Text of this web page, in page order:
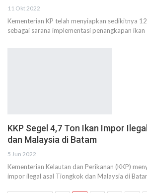
11 Okt 2022
Kementerian KP telah menyiapkan sedikitnya
sebagai sarana implementasi penangkapan ikan
KKP Segel 4,7 Ton Ikan Impor
dan Malaysia di Batam
5 Jun 2022
Kementerian Kelautan dan Perikanan (KKP)
impor ilegal asal Tiongkok dan Malaysia di